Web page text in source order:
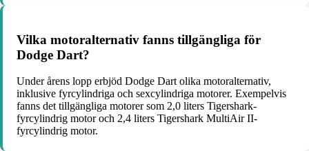
Vilka motoralternativ fanns tillgängliga för
Dodge Dart?
Under årens lopp erbjöd Dodge Dart olika motoralternativ,
inklusive fyrcylindriga och sexcylindriga motorer. Exempelvis
fanns det tillgängliga motorer som 2,0 liters Tigershark-
fyrcylindrig motor och 2,4 liters Tigershark MultiAir II-
fyrcylindrig motor.